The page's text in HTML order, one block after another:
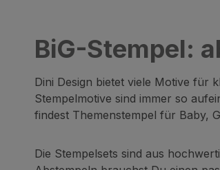
BiG-Stempel:
Dini Design bietet viele Motive für
Stempelmotive sind immer so
findest Themenstempel für Baby,
Die Stempelsets sind aus